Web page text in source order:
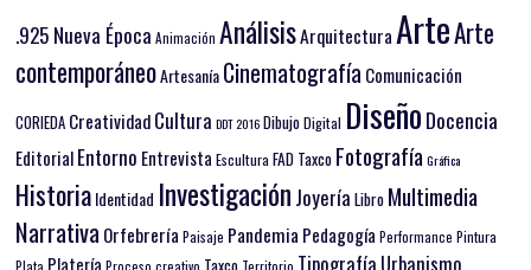
.925 Nueva Época Animación AnálisisArquitecturaArteArte
contemporáneoArtesaníaCinematografía Comunicación
CORIEDA CreatividadCultura DDT 2016 DibujoDigital DiseñoDocencia
EditorialEntorno Entrevista Escultura FAD Taxco Fotografía Gráfica
HistoriaIdentidad Investigación Joyería Libro Multimedia
Narrativa Orfebrería Paisaje Pandemia Pedagogía Performance Pintura
Plata Platería Proceso creativo Taxco Territorio Tipografía Urbanismo